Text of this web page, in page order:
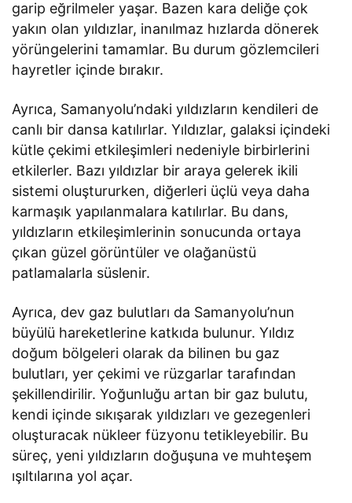
garip eğrilmeler yaşar. Bazen kara deliğe çok
yakın olan yıldızlar, inanılmaz hızlarda dönerek
yörüngelerini tamamlar. Bu durum gözlemcileri
hayretler içinde bırakır.
Ayrıca, Samanyolu’ndaki yıldızların kendileri de
canlı bir dansa katılırlar. Yıldızlar, galaksi içindeki
kütle çekimi etkileşimleri nedeniyle birbirlerini
etkilerler. Bazı yıldızlar bir araya gelerek ikili
sistemi oluştururken, diğerleri üçlü veya daha
karmaşık yapılanmalara katılırlar. Bu dans,
yıldızların etkileşimlerinin sonucunda ortaya
çıkan güzel görüntüler ve olağanüstü
patlamalarla süslenir.
Ayrıca, dev gaz bulutları da Samanyolu’nun
büyülü hareketlerine katkıda bulunur. Yıldız
doğum bölgeleri olarak da bilinen bu gaz
bulutları, yer çekimi ve rüzgarlar tarafından
şekillendirilir. Yoğunluğu artan bir gaz bulutu,
kendi içinde sıkışarak yıldızları ve gezegenleri
oluşturacak nükleer füzyonu tetikleyebilir. Bu
süreç, yeni yıldızların doğuşuna ve muhteşem
ışıltılarına yol açar.